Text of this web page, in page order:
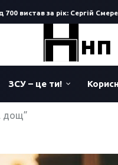
за рік: Сергій Смеречук
ЗСУ – це ти!
дощ”